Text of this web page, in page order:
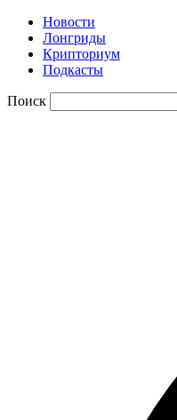
Новости
Лонгриды
Крипториум
Подкасты
Поиск